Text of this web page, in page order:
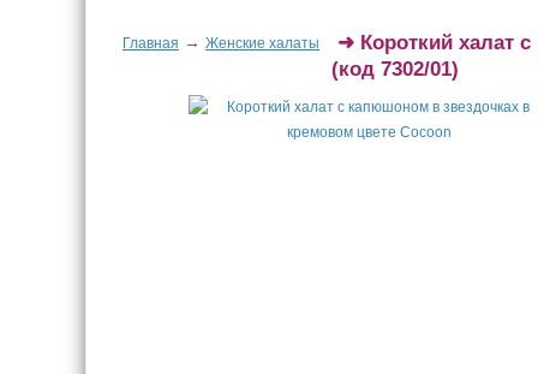
Главная → Женские халаты ➜ Короткий халат
(код 7302/01)